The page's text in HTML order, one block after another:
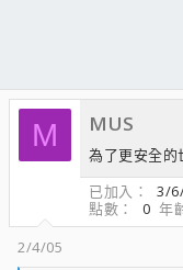
M MUS
為了更安全的
已加入
3/
點數
0 年
2/4/05